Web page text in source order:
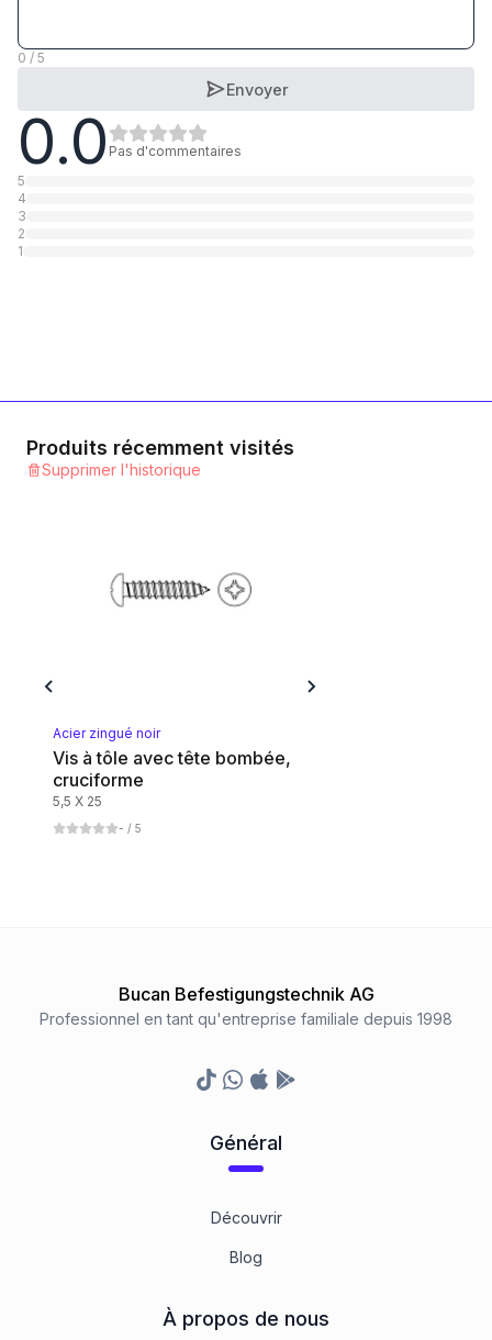
1 Catégorie
A2 rostfrei
1 Catégorie
0 / 5
Envoyer
0.0 Pas d'commentaires
5
4
3
2
1
Produits récemment visités
Supprimer l'historique
Acier zingué noir
Vis à tôle avec tête bombée,
cruciforme
5,5 X 25
- / 5
Bucan Befestigungstechnik AG
Professionnel en tant qu'entreprise familiale depuis 1998
TikTokWhatsapp
Appstore
Google Play Store
Général
Découvrir
Blog
À propos de nous